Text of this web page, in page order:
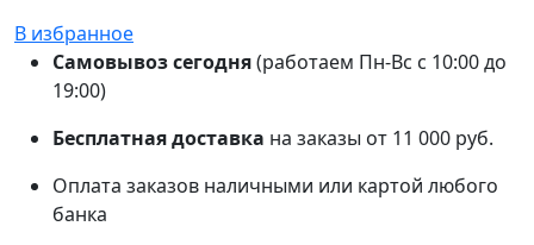
В избранное
Самовывоз сегодня(работаем Пн-Вс с 10:00 до
19:00)
Бесплатная доставка на заказы от 11 000 руб.
Оплата заказов наличными или картой любого
банка